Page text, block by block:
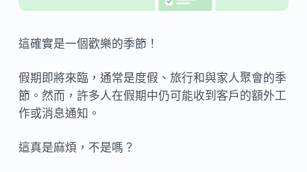
這確實是一個歡樂的季節！
假期即將來臨，通常是度假、旅行和與家人聚會的季
節。然而，許多人在假期中仍可能收到客戶的額外工
作或消息通知。
這真是麻煩，不是嗎？